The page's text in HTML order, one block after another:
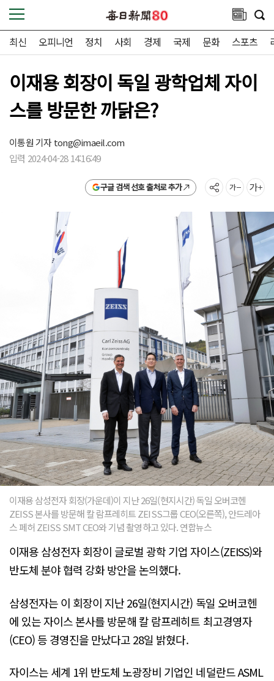
최신 오피니언 정치 사회 경제 국제 문화 스포츠
이재용 회장이 독일 광학업체 자이
스를 방문한 까닭은?
이통원 기자tong@imaeil.com
입력 2024-04-28 14:16:49
구글 검색 선호 출처로 추가
이재용 삼성전자 회장(가운데)이 지난 26일(현지시간) 독일 오버코헨
ZEISS 본사를 방문해 칼 람프레히트 ZEISS그룹 CEO(오른쪽), 안드레아
스 페허 ZEISS SMT CEO와 기념 촬영하고 있다. 연합뉴스
이재용 삼성전자 회장이 글로벌 광학 기업 자이스(ZEISS)와
반도체 분야 협력 강화 방안을 논의했다.
삼성전자는 이 회장이 지난 26일(현지시간) 독일 오버코헨
에 있는 자이스 본사를 방문해 칼 람프레히트 최고경영자
(CEO) 등 경영진을 만났다고 28일 밝혔다.
자이스는 세계 1위 반도체 노광장비 기업인 네덜란드 ASML